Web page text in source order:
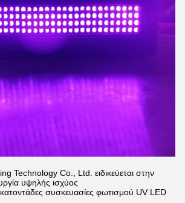
Technology Co., Ltd. ειδικεύεται στην
υψηλής ισχύος
συσκευασίες φωτισμού UV LED